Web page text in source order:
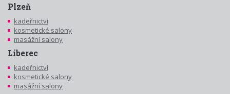
Plzeň
kadeřnictví
kosmetické salony
masážní salony
Liberec
kadeřnictví
kosmetické salony
masážní salony